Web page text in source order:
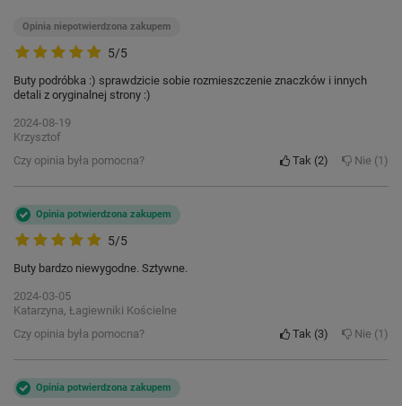
5/5
Opinia niepotwierdzona zakupem
Buty podróbka :) sprawdzicie sobie rozmieszczenie znaczków i innych
detali z oryginalnej strony :)
2024-08-19
Krzysztof
Czy opinia była pomocna?
Tak 2 Nie 1
5/5
Opinia potwierdzona zakupem
Buty bardzo niewygodne. Sztywne.
2024-03-05
Katarzyna, Łagiewniki Kościelne
Czy opinia była pomocna?
Tak 3 Nie 1
Opinia potwierdzona zakupem